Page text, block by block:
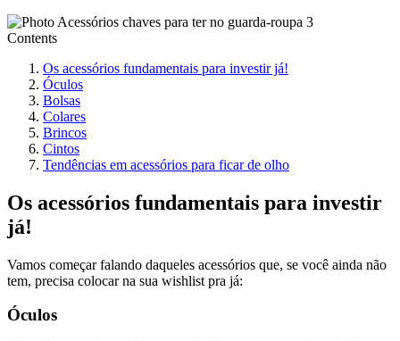
Contents
Os acessórios fundamentais para investir já!
Óculos
Bolsas
Colares
Brincos
Cintos
Tendências em acessórios para ficar de olho
Os acessórios fundamentais para investir
já!
Vamos começar falando daqueles acessórios que, se você ainda não
tem, precisa colocar na sua wishlist pra já:
Óculos